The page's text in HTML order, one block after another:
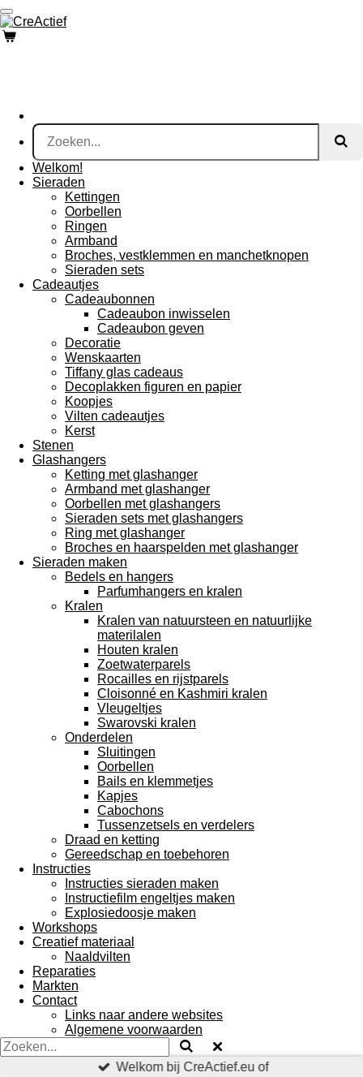
Ga
direct
naar
Welkom!
Sieraden
Kettingen
Oorbellen
Ringen
Armband
Broches, vestklemmen en manchetknopen
Sieraden sets
Cadeautjes
Cadeaubonnen
Cadeaubon inwisselen
Cadeaubon geven
Decoratie
Wenskaarten
Tiffany glas cadeaus
Decoplakken figuren en papier
Koopjes
Vilten cadeautjes
Kerst
Stenen
Glashangers
Ketting met glashanger
Armband met glashanger
Oorbellen met glashangers
Sieraden sets met glashangers
Ring met glashanger
Broches en haarspelden met glashanger
Sieraden maken
Bedels en hangers
Parfumhangers en kralen
Kralen
Kralen van natuursteen en natuurlijke
materilalen
Houten kralen
Zoetwaterparels
Rocailles en rijstparels
Cloisonné en Kashmiri kralen
Vleugeltjes
Swarovski kralen
Onderdelen
Sluitingen
Oorbellen
Bails en klemmetjes
Kapjes
Cabochons
Tussenzetsels en verdelers
Draad en ketting
Gereedschap en toebehoren
Instructies
Instructies sieraden maken
Instructiefilm engeltjes maken
Explosiedoosje maken
Workshops
Creatief materiaal
Naaldvilten
Reparaties
Markten
Contact
Links naar andere websites
Algemene voorwaarden
Welkom bij CreActief.eu of